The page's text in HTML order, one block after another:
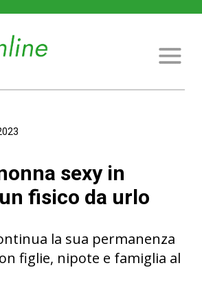
sexy in
fisico da urlo
la sua permanenza
figlie, nipote e famiglia al